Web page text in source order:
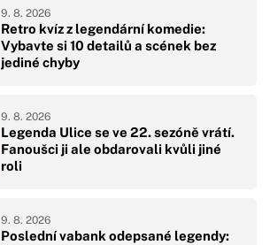
Retro kvíz z legendární komedie:
Vybavte si 10 detailů a scének bez
jediné chyby
9. 8. 2026
Legenda Ulice se ve 22. sezóně vrátí.
Fanoušci ji ale obdarovali kvůli jiné
roli
9. 8. 2026
Poslední vabank odepsané legendy:
9. 8. 2026